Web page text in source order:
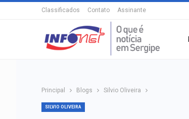
Classificados Contato Assinante
Principal Blogs Silvio Oliveira
SILVIO OLIVEIRA